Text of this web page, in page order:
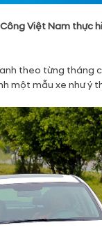
Việt Nam thực
theo từng
một mẫu xe như ý